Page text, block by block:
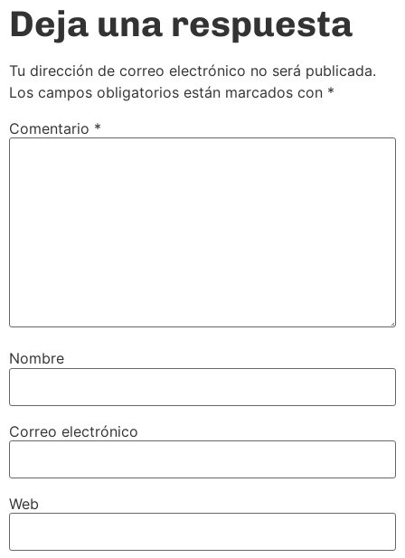
Deja una respuesta
Tu dirección de correo electrónico no será publicada.
Los campos obligatorios están marcados con *
Comentario *
Nombre
Correo electrónico
Web